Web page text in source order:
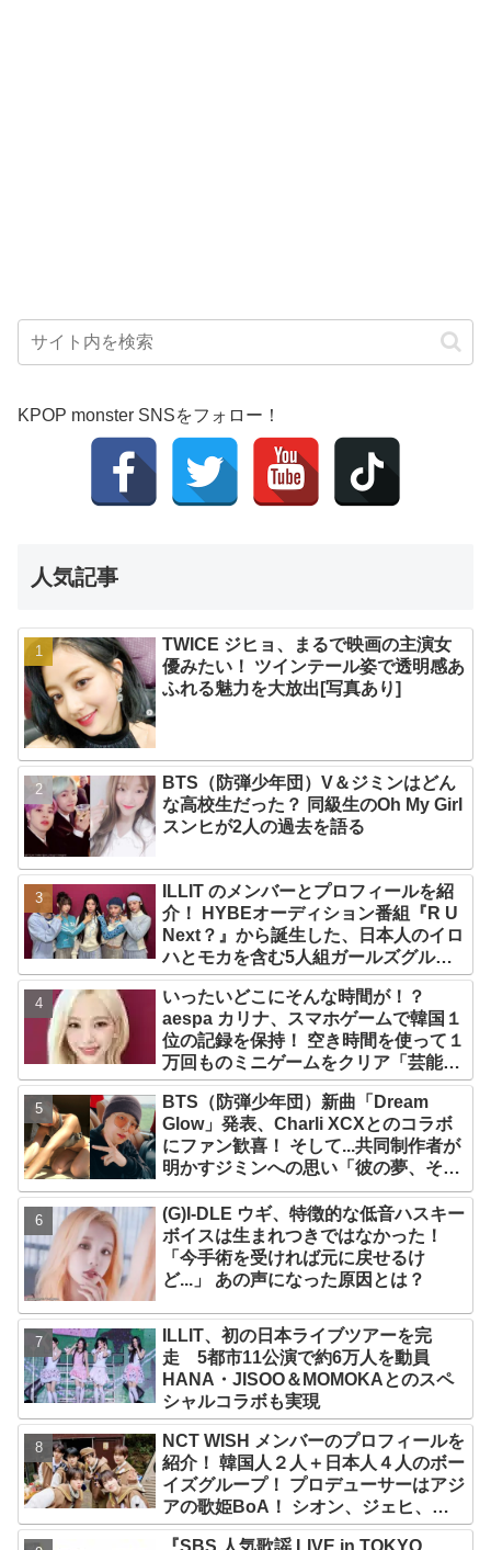
KPOP monster SNSをフォロー！
人気記事
TWICE ジヒョ、まるで映画の主演女
優みたい！ ツインテール姿で透明感あ
ふれる魅力を大放出[写真あり]
BTS（防弾少年団）V＆ジミンはどん
な高校生だった？ 同級生のOh My Girl
スンヒが2人の過去を語る
ILLIT のメンバーとプロフィールを紹
介！ HYBEオーディション番組『R U
Next？』から誕生した、日本人のイロ
ハとモカを含む5人組ガールズグルー
プ！ デビュー曲「Magnetic」がいき
なりの大ヒット
いったいどこにそんな時間が！？
aespa カリナ、スマホゲームで韓国１
位の記録を保持！ 空き時間を使って１
万回ものミニゲームをクリア「芸能人
たちが時間がないと言っているのは全
部嘘」
BTS（防弾少年団）新曲「Dream
Glow」発表、Charli XCXとのコラボ
にファン歓喜！ そして...共同制作者が
明かすジミンへの思い「彼の夢、そし
て彼の絶望から生まれた歌」
(G)I-DLE ウギ、特徴的な低音ハスキー
ボイスは生まれつきではなかった！
「今手術を受ければ元に戻せるけ
ど...」 あの声になった原因とは？
ILLIT、初の日本ライブツアーを完
走 5都市11公演で約6万人を動員
HANA・JISOO＆MOMOKAとのスペ
シャルコラボも実現
NCT WISH メンバーのプロフィールを
紹介！ 韓国人２人＋日本人４人のボー
イズグループ！ プロデューサーはアジ
アの歌姫BoA！ シオン、ジェヒ、リ
ク、ユウシ、リョウ、サクヤの魅力を